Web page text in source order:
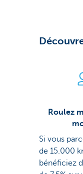
Roulez
Si vous
de 15.000
bénéficiez